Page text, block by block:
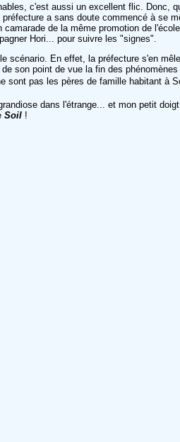
c'est aussi un excellent flic.
a sans doute commencé à
de la même promotion de
Hori... pour suivre les "signes".
scénario. En effet, la préfecture s'en
son point de vue la fin des
sont pas les pères de famille habitant à
dans l'étrange... et mon petit
Soil !